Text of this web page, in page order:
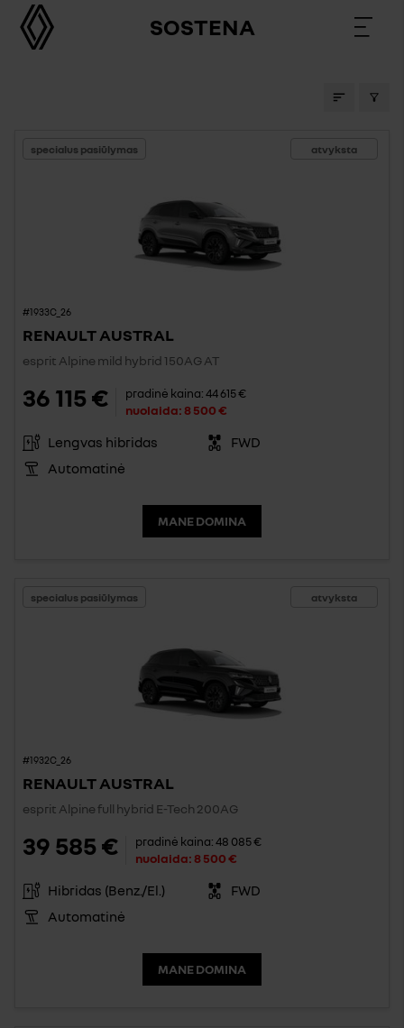
SOSTENA
AUTOMOBILIAI SALONE
atvyksta
specialus pasiūlymas
#1933C_26
RENAULT AUSTRAL
esprit Alpine mild hybrid 150AG AT
36 115 € pradinė kaina:44 615 €
nuolaida:8 500 €
Lengvas hibridas
FWD
Automatinė
MANE DOMINA
atvyksta
specialus pasiūlymas
#1932C_26
RENAULT AUSTRAL
esprit Alpine full hybrid E-Tech 200AG
39 585 € pradinė kaina:48 085 €
nuolaida:8 500 €
Hibridas (Benz./El.)
FWD
Automatinė
MANE DOMINA